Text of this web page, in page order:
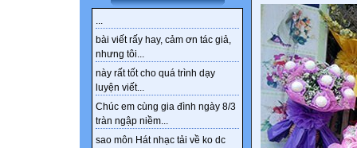
...
bài viết rấy hay, cảm ơn tác giả,
nhưng tôi...
này rất tốt cho quá trình dạy
luyện viết...
Chúc em cùng gia đình ngày 8/3
tràn ngập niềm...
sao môn Hát nhạc tải về ko dc